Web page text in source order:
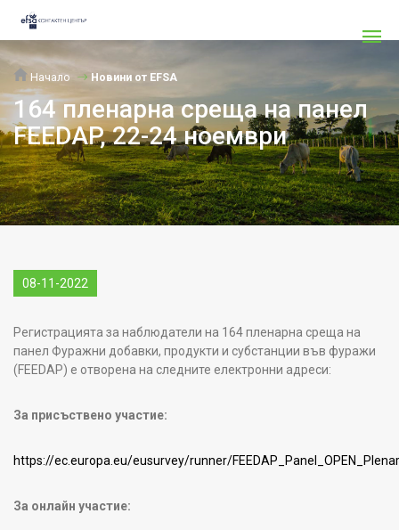
Начало Новини от EFSA
164 пленарна среща на панел
FEEDAP, 22-24 ноември
08-11-2022
Регистрацията за наблюдатели на 164 пленарна среща на
панел Фуражни добавки, продукти и субстанции във фуражи
(FEEDAP) е отворена на следните електронни адреси:
За присъствено участие:
https://ec.europa.eu/eusurvey/runner/
За онлайн участие: